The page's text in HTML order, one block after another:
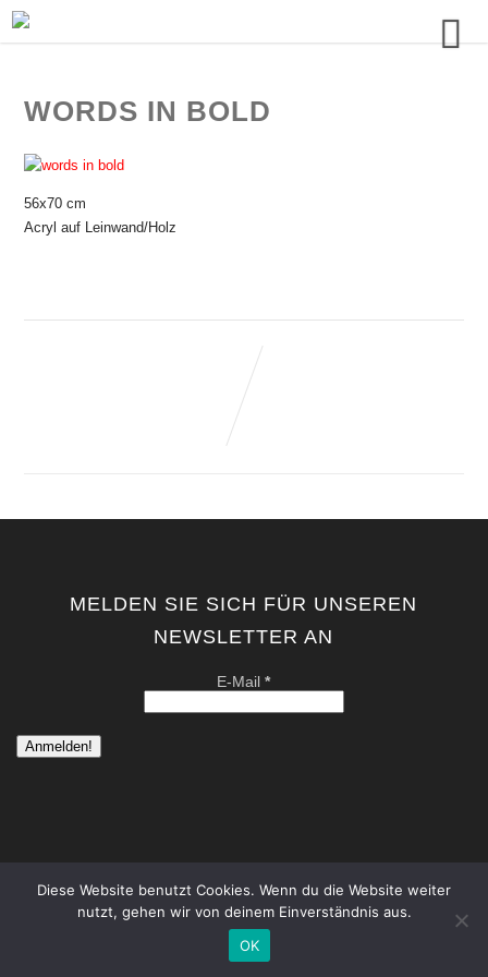
WORDS IN BOLD
56x70 cm
Acryl auf Leinwand/Holz
MELDEN SIE SICH FÜR UNSEREN
NEWSLETTER AN
E-Mail*
copyright by kati von schwerin | contemporary artist berlin . all
Datenschutzerklärung
Diese Website benutzt Cookies. Wenn du die Website weiter
nutzt, gehen wir von deinem Einverständnis aus.
OK